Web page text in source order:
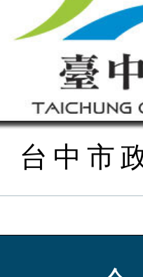
台中市